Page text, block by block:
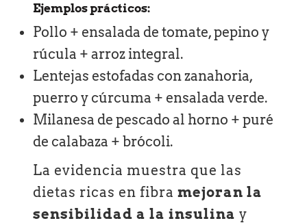
Ejemplos prácticos:
Pollo + ensalada de tomate, pepino y
rúcula + arroz integral.
Lentejas estofadas con zanahoria,
puerro y cúrcuma + ensalada verde.
Milanesa de pescado al horno + puré
de calabaza + brócoli.
La evidencia muestra que las
dietas ricas en fibramejoran la
sensibilidad a la insulina y